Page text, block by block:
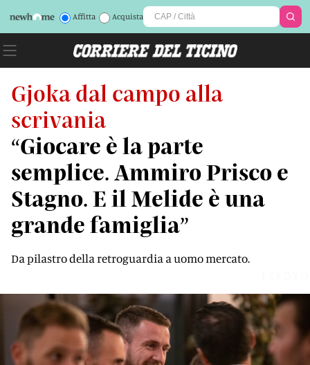
Affitta Acquista
Gjoka dal campo alla
scrivania
“Giocare è la parte
semplice. Ammiro Prisco e
Stagno. E il Melide è una
grande famiglia”
Da pilastro della retroguardia a uomo mercato.